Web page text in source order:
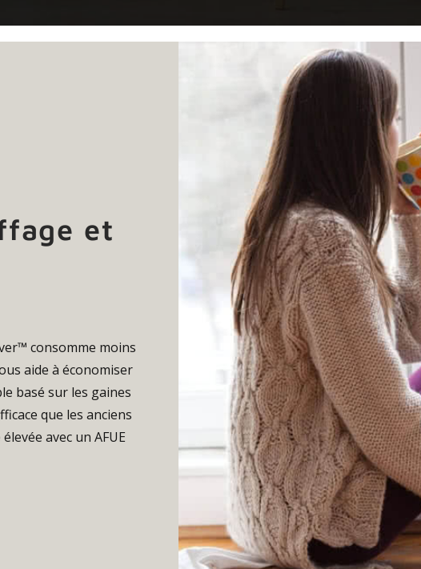
et
consomme moins
aide à économiser
basé sur les gaines
que les anciens
avec un AFUE